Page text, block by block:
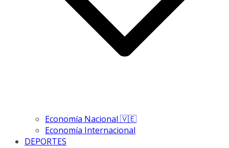
Economía Nacional 🇻🇪
Economía Internacional
DEPORTES